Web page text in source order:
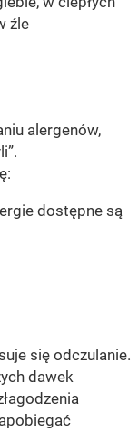
źle
alergenów,
dostępne są
się odczulanie.
dawek